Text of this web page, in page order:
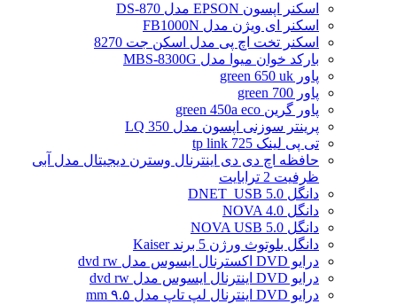
اسکنر اپسون EPSON مدل DS-870
اسکنر ای ویژن مدل FB1000N
اسکنر تخت اچ پی مدل اسکن جت 8270
بارکد خوان میوا مدل MBS-8300G
پاور green 650 uk
پاور green 700
پاور گرین green 450a eco
پرینتر سوزنی اپسون مدل LQ 350
تی پی لینک tp link 725
حافظه اچ دی دی اینترنال وسترن دیجیتال مدل آبی
ظرفیت 2 ترابایت
دانگل DNET_USB 5.0
دانگل NOVA 4.0
دانگل NOVA USB 5.0
دانگل بلوتوث ورژن 5 برند Kaiser
درایو DVD اکسترنال ایسوس مدل dvd rw
درایو DVD اینترنال ایسوس مدل dvd rw
درایو DVD اینترنال لپ تاپ مدل ۹.۵ mm